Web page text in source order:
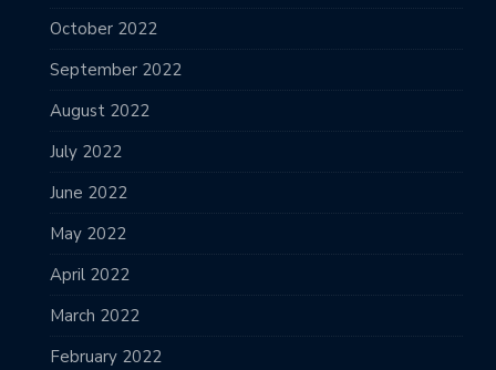
October 2022
September 2022
August 2022
July 2022
June 2022
May 2022
April 2022
March 2022
February 2022